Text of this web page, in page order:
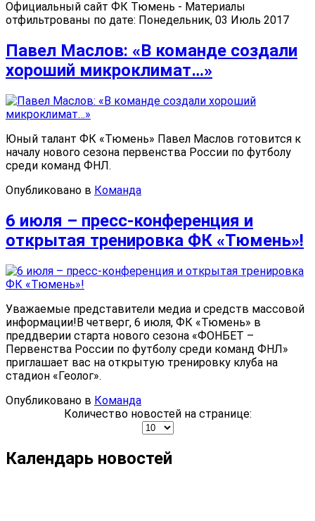
Официальный сайт ФК Тюмень - Материалы
отфильтрованы по дате: Понедельник, 03 Июль 2017
Павел Маслов: «В команде создали
хороший микроклимат…»
Юный талант ФК «Тюмень» Павел Маслов готовится к
началу нового сезона первенства России по футболу
среди команд ФНЛ.
Опубликовано в Команда
6 июля – пресс-конференция и
открытая тренировка ФК «Тюмень»!
Уважаемые представители медиа и средств массовой
информации!В четверг, 6 июля, ФК «Тюмень» в
преддверии старта нового сезона «ФОНБЕТ –
Первенства России по футболу среди команд ФНЛ»
приглашает вас на открытую тренировку клуба на
стадион «Геолог».
Опубликовано в Команда
Количество новостей на странице:
Календарь новостей